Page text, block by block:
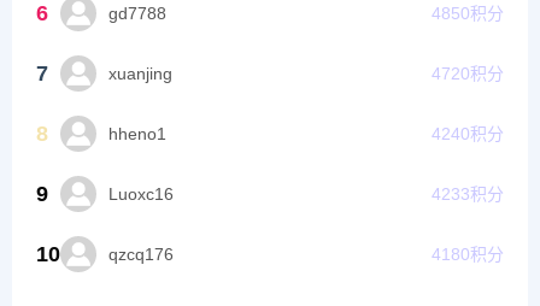
6 gd7788 4850积分
7 xuanjing 4720积分
8 hheno1 4240积分
9 Luoxc16 4233积分
10 qzcq176 4180积分